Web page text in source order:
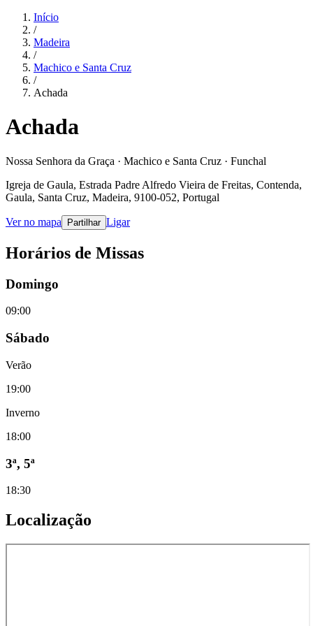
Início
/
Madeira
/
Machico e Santa Cruz
/
Achada
Achada
Nossa Senhora da Graça · Machico e Santa Cruz · Funchal
Igreja de Gaula, Estrada Padre Alfredo Vieira de Freitas, Contenda,
Gaula, Santa Cruz, Madeira, 9100-052, Portugal
Ver no mapa Partilhar Ligar
Horários de Missas
Domingo
09:00
Sábado
Verão
19:00
Inverno
18:00
3ª, 5ª
18:30
Localização